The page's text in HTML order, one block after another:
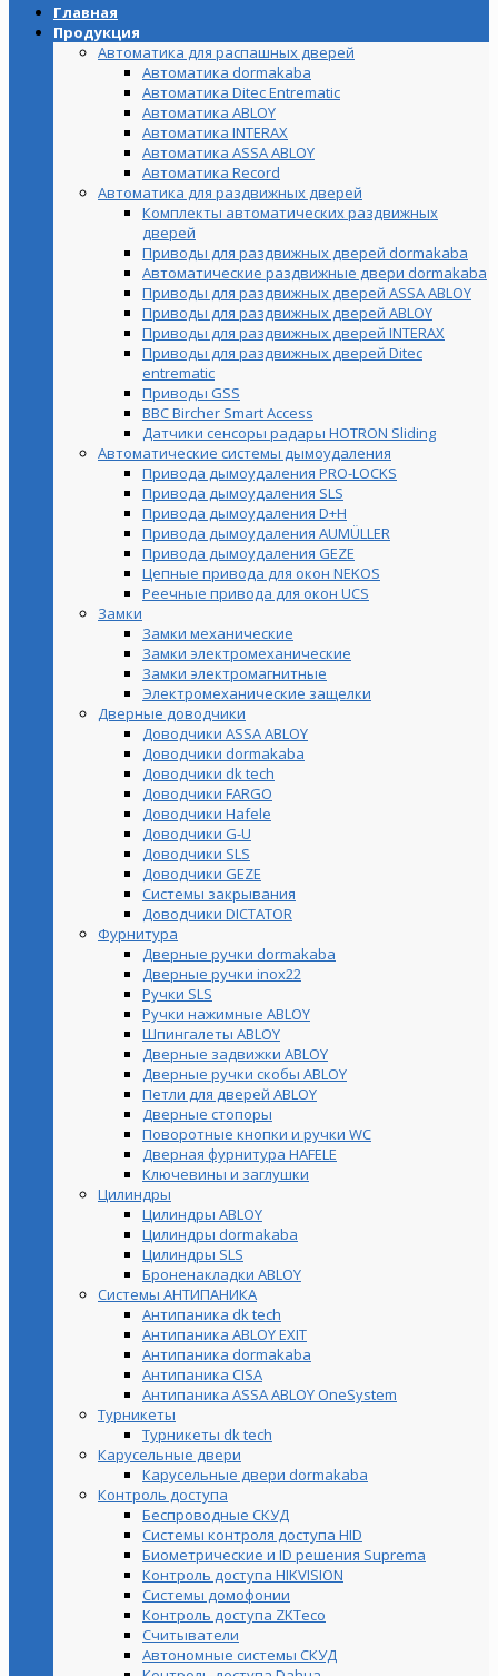
Главная
Продукция
Автоматика для распашных дверей
Автоматика dormakaba
Автоматика Ditec Entrematic
Автоматика ABLOY
Автоматика INTERAX
Автоматика ASSA ABLOY
Автоматика Record
Автоматика для раздвижных дверей
Комплекты автоматических раздвижных
дверей
Приводы для раздвижных дверей dormakaba
Автоматические раздвижные двери dormakaba
Приводы для раздвижных дверей ASSA ABLOY
Приводы для раздвижных дверей ABLOY
Приводы для раздвижных дверей INTERAX
Приводы для раздвижных дверей Ditec
entrematic
Приводы GSS
BBC Bircher Smart Access
Датчики сенсоры радары HOTRON Sliding
Автоматические системы дымоудаления
Привода дымоудаления PRO-LOCKS
Привода дымоудаления SLS
Привода дымоудаления D+H
Привода дымоудаления AUMÜLLER
Привода дымоудаления GEZE
Цепные привода для окон NEKOS
Реечные привода для окон UСS
Замки
Замки механические
Замки электромеханические
Замки электромагнитные
Электромеханические защелки
Дверные доводчики
Доводчики ASSA ABLOY
Доводчики dormakaba
Доводчики dk tech
Доводчики FARGO
Доводчики Hafele
Доводчики G-U
Доводчики SLS
Доводчики GEZE
Cистемы закрывания
Доводчики DICTATOR
Фурнитура
Дверные ручки dormakaba
Дверные ручки inox22
Ручки SLS
Ручки нажимные ABLOY
Шпингалеты ABLOY
Дверные задвижки ABLOY
Дверные ручки скобы ABLOY
Петли для дверей ABLOY
Дверные стопоры
Поворотные кнопки и ручки WC
Дверная фурнитура HAFELE
Ключевины и заглушки
Цилиндры
Цилиндры ABLOY
Цилиндры dormakaba
Цилиндры SLS
Броненакладки ABLOY
Системы АНТИПАНИКА
Антипаника dk tech
Антипаника ABLOY EXIT
Антипаника dormakaba
Антипаника СISA
Антипаника ASSA ABLOY OneSystem
Турникеты
Турникеты dk tech
Карусельные двери
Карусельные двери dormakaba
Контроль доступа
Беспроводные СКУД
Системы контроля доступа HID
Биометрические и ID решения Suprema
Контроль доступа HIKVISION
Системы домофонии
Контроль доступа ZKTeco
Считыватели
Автономные системы СКУД